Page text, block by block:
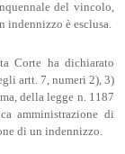
del vincolo,
indennizzo è esclusa.
Corte ha dichiarato
artt. 7, numeri 2), 3)
della legge n. 1187
amministrazione di
di un indennizzo.